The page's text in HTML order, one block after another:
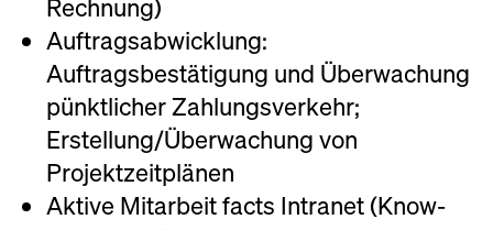
Rechnung)
Auftragsabwicklung:
Auftragsbestätigung und Überwachung
pünktlicher Zahlungsverkehr;
Erstellung/Überwachung von
Projektzeitplänen
Aktive Mitarbeit facts Intranet (Know-